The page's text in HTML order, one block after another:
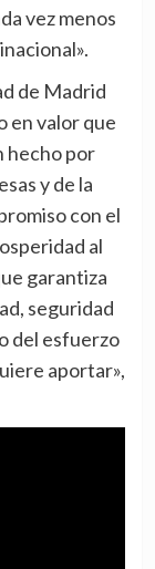
vez menos
en valor que
hecho por
y de la
con el
al
garantiza
seguridad
del esfuerzo
aportar»,